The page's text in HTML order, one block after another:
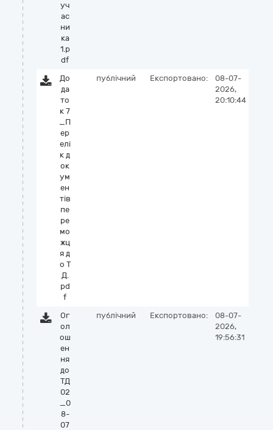
уч
ас
ни
ка
1.p
df
До
да
то
к 7
_П
ер
елі
к д
ок
ум
ен
тів
пе
ре
мо
жц
я д
о Т
Д.
pd
f
публічний Експортовано:
08-07-
2026,
20:10:44
Ог
ол
ош
ен
ня
до
ТД
02
_0
8-
07
публічний Експортовано:
08-07-
2026,
19:56:31